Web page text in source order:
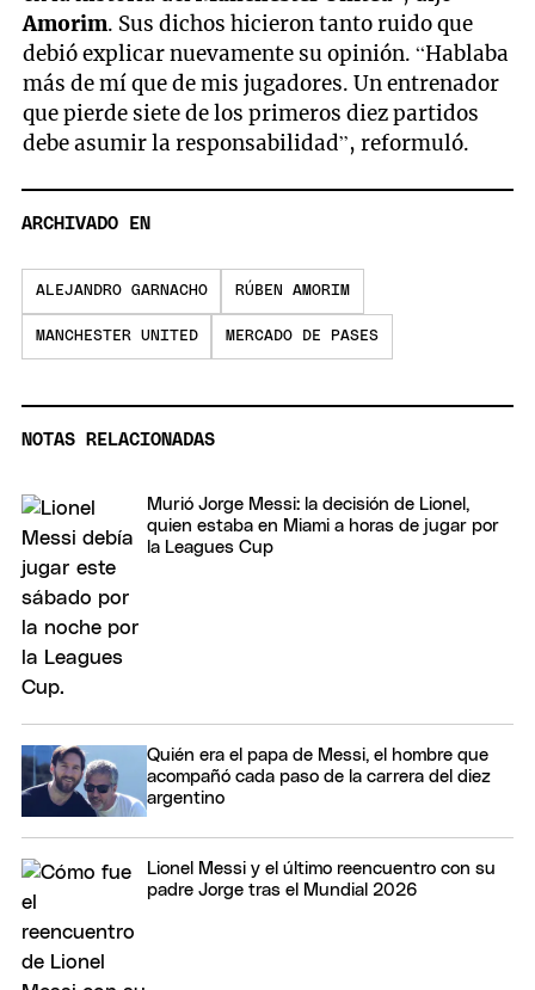
Amorim. Sus dichos hicieron tanto ruido que
debió explicar nuevamente su opinión. “Hablaba
más de mí que de mis jugadores. Un entrenador
que pierde siete de los primeros diez partidos
debe asumir la responsabilidad”, reformuló.
ARCHIVADO EN
ALEJANDRO GARNACHO RÚBEN AMORIM
MANCHESTER UNITED MERCADO DE PASES
NOTAS RELACIONADAS
Murió Jorge Messi: la decisión de Lionel,
quien estaba en Miami a horas de jugar por
la Leagues Cup
Quién era el papa de Messi, el hombre que
acompañó cada paso de la carrera del diez
argentino
Lionel Messi y el último reencuentro con su
padre Jorge tras el Mundial 2026